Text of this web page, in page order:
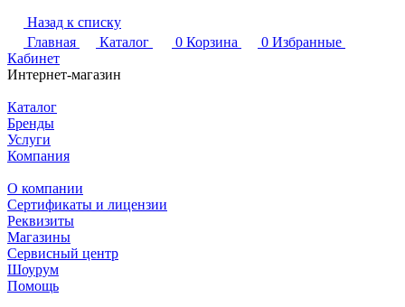
Назад к списку
Главная
Каталог 0 Корзина 0 Избранные
Кабинет
Интернет-магазин
Каталог
Бренды
Услуги
Компания
О компании
Сертификаты и лицензии
Реквизиты
Магазины
Сервисный центр
Шоурум
Помощь